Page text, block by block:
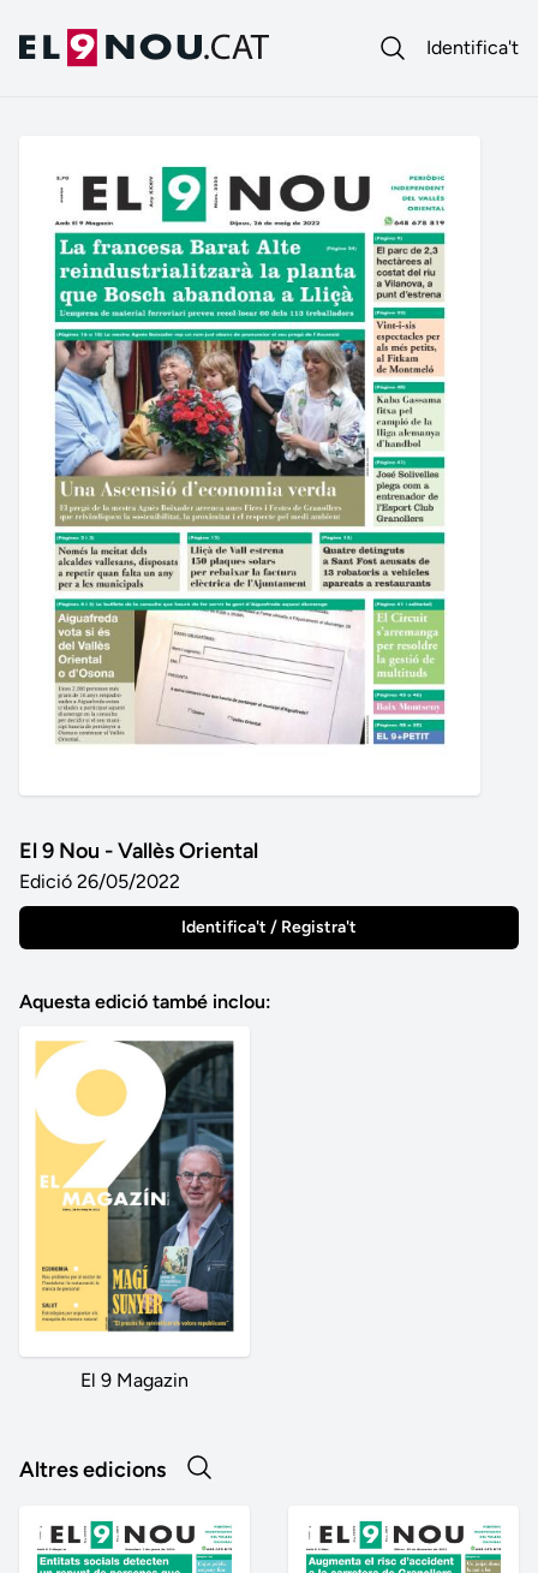
Identifica't
El 9 Nou - Vallès Oriental
Edició 26/05/2022
Identifica't / Registra't
Aquesta edició també inclou:
El 9 Magazin
Altres edicions